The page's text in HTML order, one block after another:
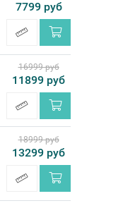
7799 руб
16999 руб
11899 руб
18999 руб
13299 руб